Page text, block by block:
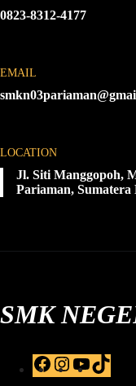
0823-8312-4177
EMAIL
LOCATION
Jl. Siti Manggopoh,
Pariaman, Sumatera
SMK
F
a
I
n
Y
o
i